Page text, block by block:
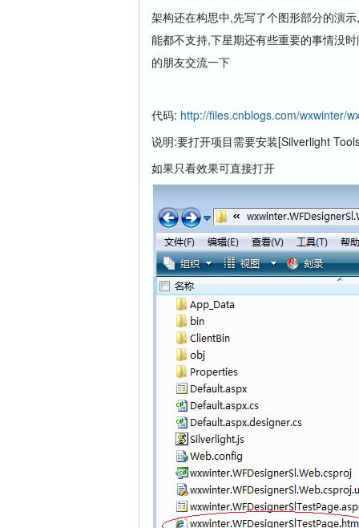
架构还在构思中,先写了个图形部分的演
能都不支持,下星期还有些重要的事情没
的朋友交流一下
代码: http://files.cnblogs.com/wxwinter/
说明:要打开项目需要安装[Silverlight
如果只看效果可直接打开